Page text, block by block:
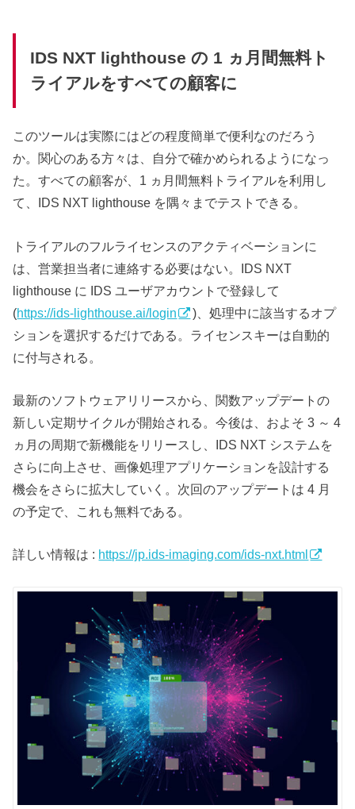
IDS NXT lighthouse の 1 ヵ月間無料ト
ライアルをすべての顧客に
このツールは実際にはどの程度簡単で便利なのだろう
か。関心のある方々は、自分で確かめられるようになっ
た。すべての顧客が、1 ヵ月間無料トライアルを利用し
て、IDS NXT lighthouse を隅々までテストできる。
トライアルのフルライセンスのアクティベーションに
は、営業担当者に連絡する必要はない。IDS NXT
lighthouse に IDS ユーザアカウントで登録して
(https://ids-lighthouse.ai/login
)、処理中に該当するオプ
ションを選択するだけである。ライセンスキーは自動的
に付与される。
最新のソフトウェアリリースから、関数アップデートの
新しい定期サイクルが開始される。今後は、およそ 3 ～ 4
ヵ月の周期で新機能をリリースし、IDS NXT システムを
さらに向上させ、画像処理アプリケーションを設計する
機会をさらに拡大していく。次回のアップデートは 4 月
の予定で、これも無料である。
詳しい情報は : https://jp.ids-imaging.com/ids-nxt.html